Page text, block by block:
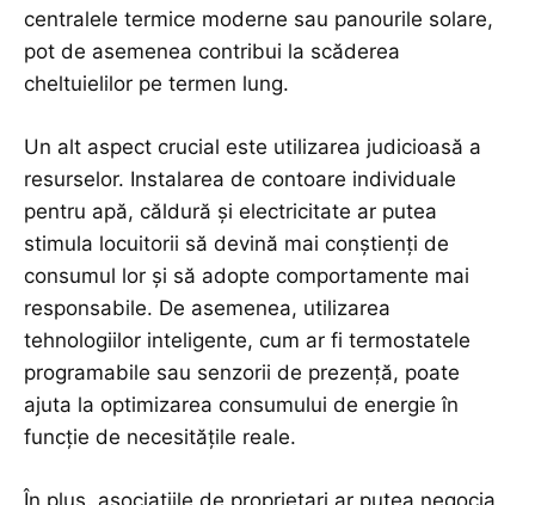
centralele termice moderne sau panourile solare,
pot de asemenea contribui la scăderea
cheltuielilor pe termen lung.
Un alt aspect crucial este utilizarea judicioasă a
resurselor. Instalarea de contoare individuale
pentru apă, căldură și electricitate ar putea
stimula locuitorii să devină mai conștienți de
consumul lor și să adopte comportamente mai
responsabile. De asemenea, utilizarea
tehnologiilor inteligente, cum ar fi termostatele
programabile sau senzorii de prezență, poate
ajuta la optimizarea consumului de energie în
funcție de necesitățile reale.
În plus, asociațiile de proprietari ar putea negocia